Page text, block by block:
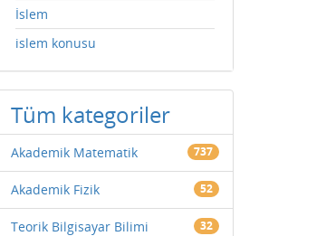
İslem
islem konusu
Tüm kategoriler
Akademik Matematik 737
Akademik Fizik 52
Teorik Bilgisayar Bilimi 32